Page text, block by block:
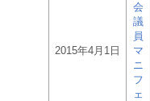
2015年4月1日
会
議
員
マ
ニ
フ
ェ